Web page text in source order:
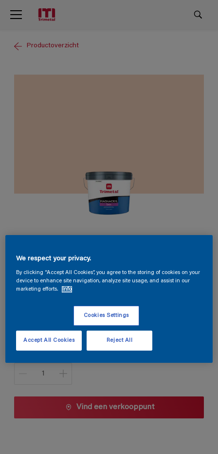
Productoverzicht
Magnacryl Satin
D6.12.81
2,5 L
Vind een verkooppunt
We respect your privacy.
By clicking “Accept All Cookies”, you agree to the storing of cookies on your
device to enhance site navigation, analyze site usage, and assist in our
marketing efforts.
Info
Cookies Settings
Reject All
Accept All Cookies